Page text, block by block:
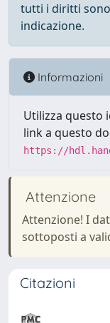
tutti i diritti
indicazione.
Informazioni
Utilizza questo
link a questo
https://
Attenzione
Attenzione! I
sottoposti a
Citazioni